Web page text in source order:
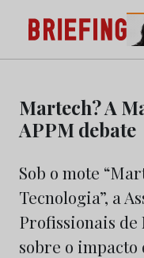
content
Briefing: Todas as
Marketing e da
Martech? A
APPM debate
Sob o mote
Tecnologia”, a
Profissionais
sobre o impacto